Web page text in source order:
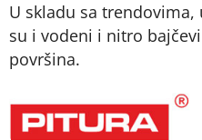
U skladu sa trendovima,
su i vodeni i nitro
površina.